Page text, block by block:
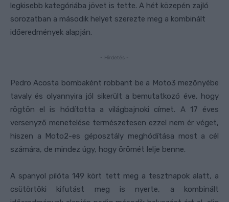
legkisebb kategóriába jövet is tette. A hét közepén zajló
sorozatban a második helyet szerezte meg a kombinált
időeredmények alapján.
- Hirdetés -
Pedro Acosta bombaként robbant be a Moto3 mezőnyébe
tavaly és olyannyira jól sikerült a bemutatkozó éve, hogy
rögtön el is hódította a világbajnoki címet. A 17 éves
versenyző menetelése természetesen ezzel nem ér véget,
hiszen a Moto2-es géposztály meghódítása most a cél
számára, de mindez úgy, hogy örömét lelje benne.
A spanyol pilóta 149 kört tett meg a tesztnapok alatt, a
csütörtöki kifutást meg is nyerte, a kombinált